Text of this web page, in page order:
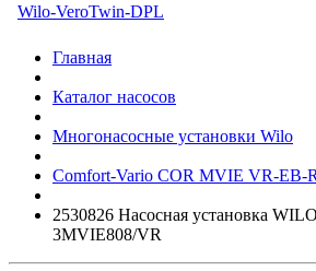
Wilo-VeroTwin-DPL
Главная
Каталог насосов
Многонасосные установки Wilo
Comfort-Vario COR MVIE VR-EB-R
2530826 Насосная установка
3MVIE808/VR